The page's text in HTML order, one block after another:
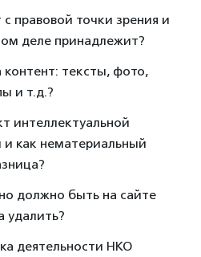
с правовой точки зрения и
деле принадлежит?
контент: тексты, фото,
и т.д.?
интеллектуальной
и как нематериальный
должно быть на сайте
удалить?
деятельности НКО